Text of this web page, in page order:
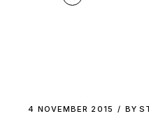
4 NOVEMBER 2015 BY